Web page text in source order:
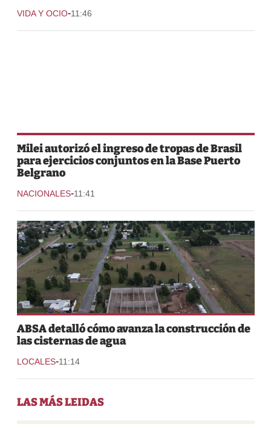
VIDA Y OCIO-11:46
Milei autorizó el ingreso de tropas de Brasil
para ejercicios conjuntos en la Base Puerto
Belgrano
NACIONALES-11:41
ABSA detalló cómo avanza la construcción de
las cisternas de agua
LOCALES-11:14
LAS MÁS LEIDAS